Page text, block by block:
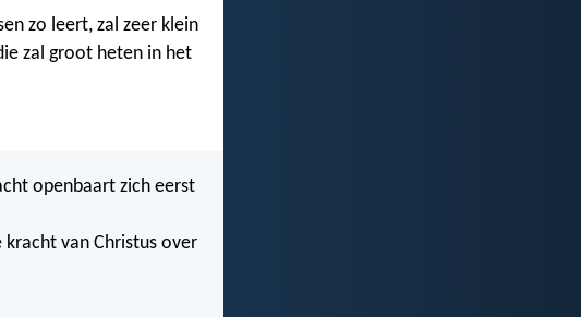
zo leert, zal zeer klein
zal groot heten in het
openbaart zich eerst
kracht van Christus over